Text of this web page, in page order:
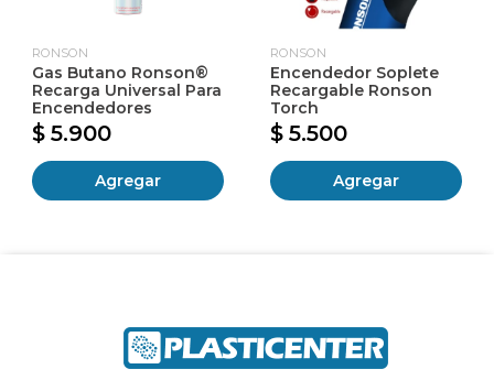
RONSON
Gas Butano Ronson®
Recarga Universal Para
Encendedores
$ 5.900
Agregar
RONSON
Encendedor Soplete
Recargable Ronson
Torch
$ 5.500
Agregar